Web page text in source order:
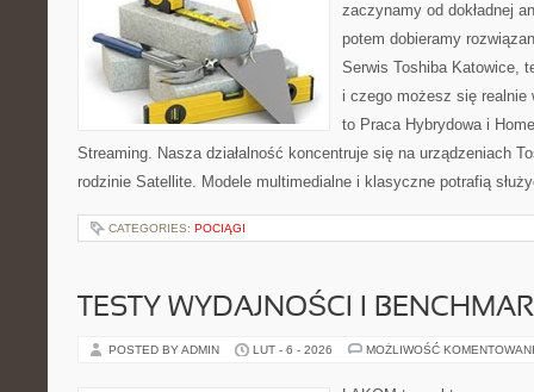
zaczynamy od dokładnej
potem dobieramy
Serwis Toshiba Katowice,
i czego możesz się realnie
to Praca Hybrydowa i
Streaming. Nasza działalność koncentruje się na urządzeniach
rodzinie Satellite. Modele multimedialne i klasyczne potrafią
CATEGORIES: POCIĄGI
TESTY WYDAJNOŚCI I
POSTED BY ADMIN LUT - 6 - 2026 MOŻLIWOŚĆ